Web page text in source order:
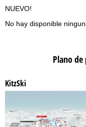
NUEVO!
No hay disponible
Plano de
KitzSki